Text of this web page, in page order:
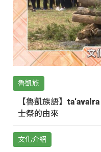
魯凱族
【魯凱族語】
士祭的由來
文化介紹